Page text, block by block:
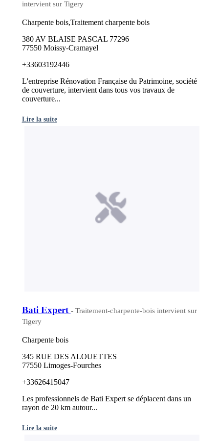
intervient sur Tigery
Charpente bois,Traitement charpente bois
380 AV BLAISE PASCAL 77296
77550 Moissy-Cramayel
+33603192446
L'entreprise Rénovation Française du Patrimoine, société
de couverture, intervient dans tous vos travaux de
couverture...
Lire la suite
Bati Expert - Traitement-charpente-bois intervient sur
Tigery
Charpente bois
345 RUE DES ALOUETTES
77550 Limoges-Fourches
+33626415047
Les professionnels de Bati Expert se déplacent dans un
rayon de 20 km autour...
Lire la suite